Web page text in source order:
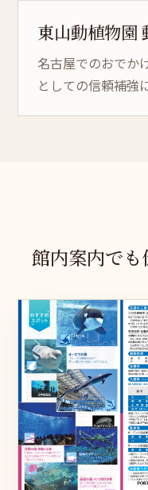
東山動植物園
名古屋でのおでか
としての信頼補強
館内案内でも